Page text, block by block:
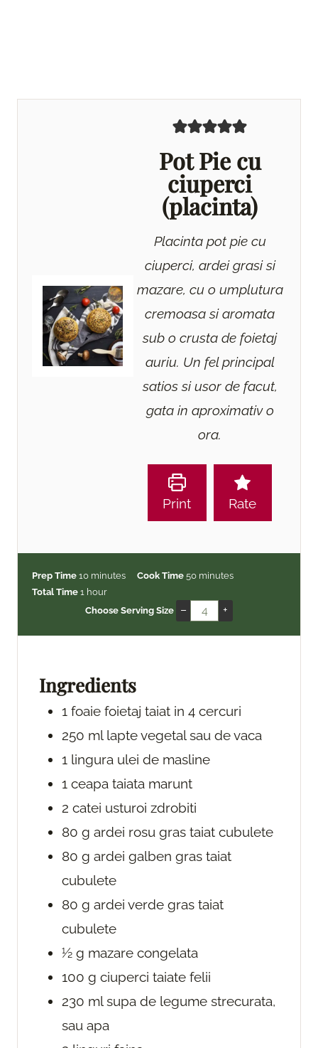
Pot Pie cu
ciuperci
(placinta)
Placinta pot pie cu
ciuperci, ardei grasi si
mazare, cu o umplutura
cremoasa si aromata
sub o crusta de foietaj
auriu. Un fel principal
satios si usor de facut,
gata in aproximativ o
ora.
Print Rate
Prep Time 10m
i
n
minutes Cook Time 50m
u
minutes
Total Time 1 h
o
hour
Choose Serving Size
– +
Ingredients
1 foaie foietaj taiat in 4 cercuri
250 ml laptevegetal sau de vaca
1 lingura ulei de masline
1 ceapa taiata marunt
2 catei usturoi zdrobiti
80 g ardei rosu gras taiat cubulete
80 g ardei galben gras taiat
cubulete
80 g ardei verde gras taiat
cubulete
½ g mazare congelata
100 g ciuperci taiate felii
230 ml supa de legume strecurata,
sau apa